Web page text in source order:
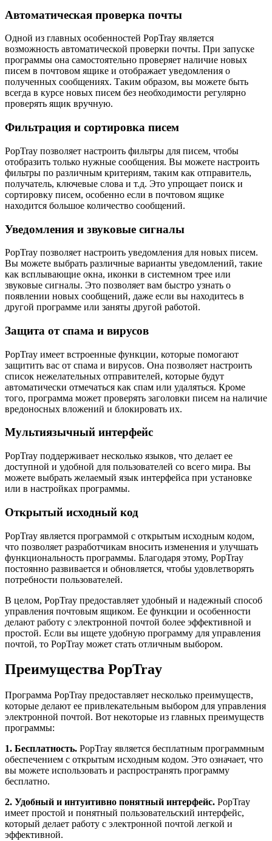
Автоматическая проверка почты
Одной из главных особенностей PopTray является
возможность автоматической проверки почты. При запуске
программы она самостоятельно проверяет наличие новых
писем в почтовом ящике и отображает уведомления о
полученных сообщениях. Таким образом, вы можете быть
всегда в курсе новых писем без необходимости регулярно
проверять ящик вручную.
Фильтрация и сортировка писем
PopTray позволяет настроить фильтры для писем, чтобы
отобразить только нужные сообщения. Вы можете настроить
фильтры по различным критериям, таким как отправитель,
получатель, ключевые слова и т.д. Это упрощает поиск и
сортировку писем, особенно если в почтовом ящике
находится большое количество сообщений.
Уведомления и звуковые сигналы
PopTray позволяет настроить уведомления для новых писем.
Вы можете выбрать различные варианты уведомлений, такие
как всплывающие окна, иконки в системном трее или
звуковые сигналы. Это позволяет вам быстро узнать о
появлении новых сообщений, даже если вы находитесь в
другой программе или заняты другой работой.
Защита от спама и вирусов
PopTray имеет встроенные функции, которые помогают
защитить вас от спама и вирусов. Она позволяет настроить
список нежелательных отправителей, которые будут
автоматически отмечаться как спам или удаляться. Кроме
того, программа может проверять заголовки писем на наличие
вредоносных вложений и блокировать их.
Мультиязычный интерфейс
PopTray поддерживает несколько языков, что делает ее
доступной и удобной для пользователей со всего мира. Вы
можете выбрать желаемый язык интерфейса при установке
или в настройках программы.
Открытый исходный код
PopTray является программой с открытым исходным кодом,
что позволяет разработчикам вносить изменения и улучшать
функциональность программы. Благодаря этому, PopTray
постоянно развивается и обновляется, чтобы удовлетворять
потребности пользователей.
В целом, PopTray предоставляет удобный и надежный способ
управления почтовым ящиком. Ее функции и особенности
делают работу с электронной почтой более эффективной и
простой. Если вы ищете удобную программу для управления
почтой, то PopTray может стать отличным выбором.
Преимущества PopTray
Программа PopTray предоставляет несколько преимуществ,
которые делают ее привлекательным выбором для управления
электронной почтой. Вот некоторые из главных преимуществ
программы:
1. Бесплатность. PopTray является бесплатным программным
обеспечением с открытым исходным кодом. Это означает, что
вы можете использовать и распространять программу
бесплатно.
2. Удобный и интуитивно понятный интерфейс. PopTray
имеет простой и понятный пользовательский интерфейс,
который делает работу с электронной почтой легкой и
эффективной.